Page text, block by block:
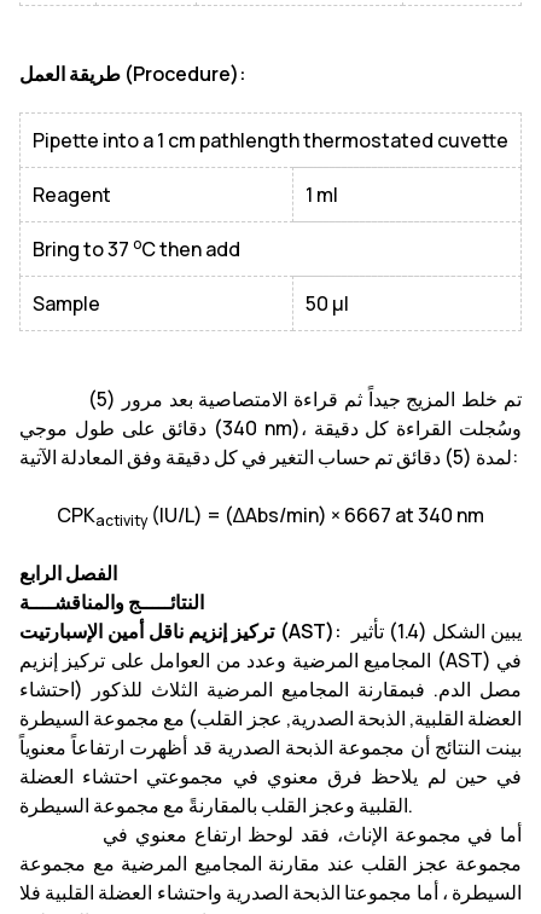
طريقة العمل (Procedure):
Pipette into a 1 cm pathlength thermostated cuvette
Reagent 1 ml
Bring to 37 oC then add
Sample 50 µl
دقائق على طول موجي (340 nm)، وسُجلت القراءة كل دقيقة
لمدة (5) دقائق تم حساب التغير في كل دقيقة وفق المعادلة الآتية:
CPKactivity(IU/L) = (∆Abs/min) × 6667 at 340 nm
الفصل الرابع
النتائـــــج والمناقشــــة
تركيز إنزيم ناقل أمين الإسبارتيت (AST):
المجاميع المرضية وعدد من العوامل على تركيز إنزيم (AST) في
مصل الدم. فبمقارنة المجاميع المرضية الثلاث للذكور (احتشاء
العضلة القلبية, الذبحة الصدرية, عجز القلب) مع مجموعة السيطرة
بينت النتائج أن مجموعة الذبحة الصدرية قد أظهرت ارتفاعاً معنوياً
في حين لم يلاحظ فرق معنوي في مجموعتي احتشاء العضلة
القلبية وعجز القلب بالمقارنةً مع مجموعة السيطرة.
مجموعة عجز القلب عند مقارنة المجاميع المرضية مع مجموعة
السيطرة ، أما مجموعتا الذبحة الصدرية واحتشاء العضلة القلبية فلا